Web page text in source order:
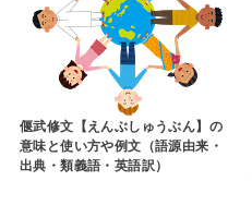
偃武修文【えんぶしゅうぶん】の
意味と使い方や例文（語源由来・
出典・類義語・英語訳）